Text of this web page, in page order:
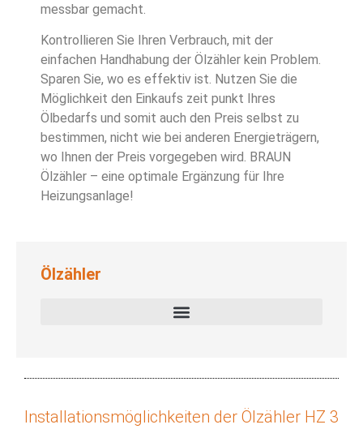
messbar gemacht.
Kontrollieren Sie Ihren Verbrauch, mit der
einfachen Handhabung der Ölzähler kein Problem.
Sparen Sie, wo es effektiv ist. Nutzen Sie die
Möglichkeit den Einkaufs zeit punkt Ihres
Ölbedarfs und somit auch den Preis selbst zu
bestimmen, nicht wie bei anderen Energieträgern,
wo Ihnen der Preis vorgegeben wird. BRAUN
Ölzähler – eine optimale Ergänzung für Ihre
Heizungsanlage!
Ölzähler
Installationsmöglichkeiten der Ölzähler HZ 3